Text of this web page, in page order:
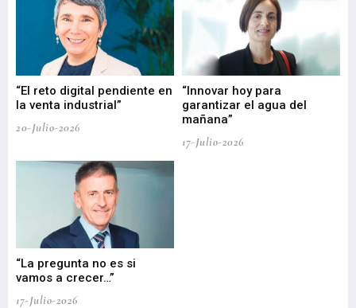
“El reto digital pendiente en
la venta industrial”
20-Julio-2026
“Innovar hoy para
garantizar el agua del
mañana”
17-Julio-2026
“La pregunta no es si
vamos a crecer…”
17-Julio-2026